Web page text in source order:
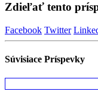
Zdieľať tento
Facebook Twitter
Súvisiace Príspevky